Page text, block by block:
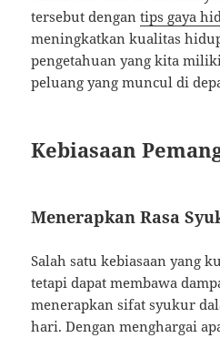
tersebut dengantips gaya
meningkatkan kualitas
pengetahuan yang kita
peluang yang muncul di
Kebiasaan
Menerapkan Rasa
Salah satu kebiasaan yang
tetapi dapat membawa
menerapkan sifat syukur
hari. Dengan menghargai